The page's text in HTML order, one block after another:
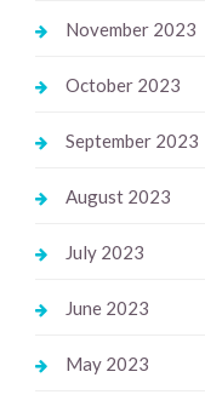
November 2023
October 2023
September 2023
August 2023
July 2023
June 2023
May 2023